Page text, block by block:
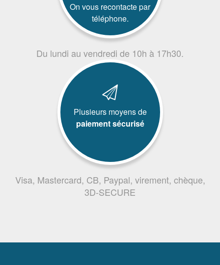
On vous recontacte par
téléphone.
Du lundi au vendredi de 10h à 17h30.
Plusieurs moyens de
paiement sécurisé
Visa, Mastercard, CB, Paypal, virement, chèque,
3D-SECURE